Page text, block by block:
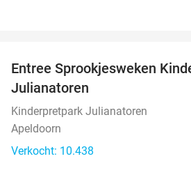
Entree Sprookjesweken
Julianatoren
Kinderpretpark Julianatoren
Apeldoorn
Verkocht: 10.438